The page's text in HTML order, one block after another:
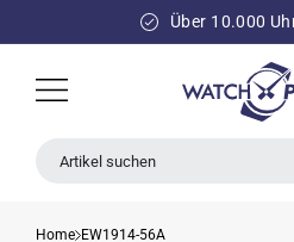
INHALT
Über 10.000
Artikel suchen
Home EW1914-56A